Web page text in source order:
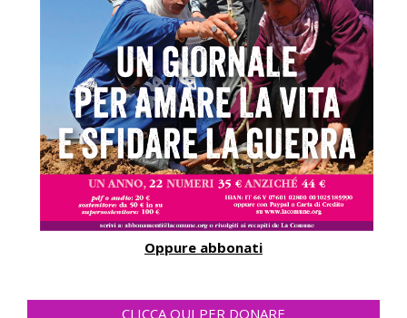
Oppure abbonati
CLICCA QUI PER DONARE